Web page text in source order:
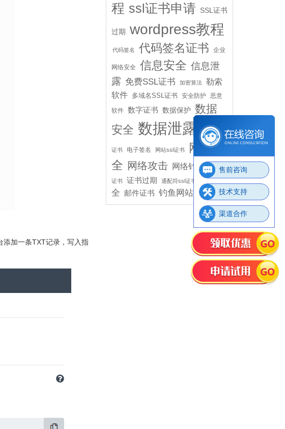
售前咨询
技术支持
渠道合作
添加一条TXT记录，写入指
程 ssl证书申请 SSL证书
过期 wordpress教程
代码签名 代码签名证书 企业
网络安全 信息安全 信息泄
露 免费SSL证书 加密算法
勒索
软件
多域名SSL证书 安全防护 恶意
软件 数字证书 数据保护 数据
安全 数据泄露 申请SSL
证书 电子签名 网站ssl证书
网络安
全 网络攻击 网络钓鱼 自签名
证书 证书过期 通配符ssl证书
邮件安
全
邮件证书 钓鱼网站 黑客攻击